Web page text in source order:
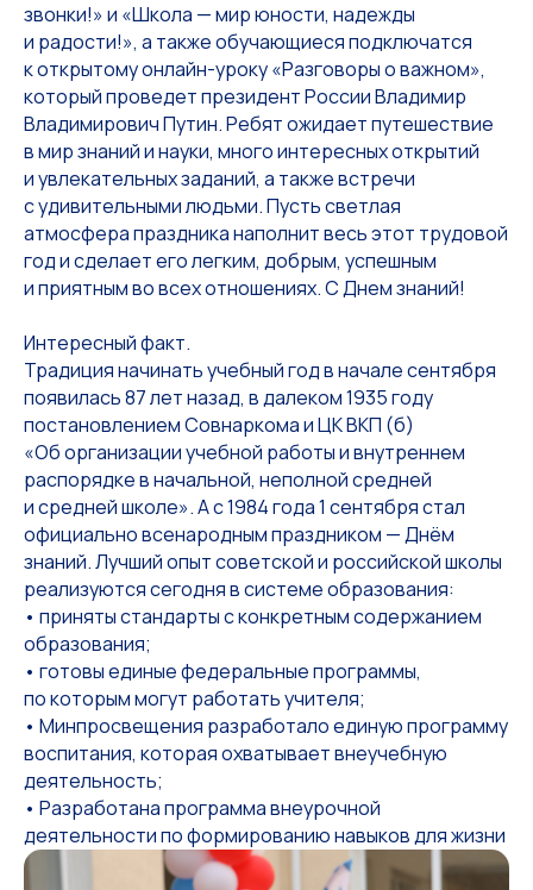
звонки!» и «Школа — мир юности, надежды
и радости!», а также обучающиеся подключатся
к открытому онлайн-уроку «Разговоры о важном»,
который проведет президент России Владимир
Владимирович Путин. Ребят ожидает путешествие
в мир знаний и науки, много интересных открытий
и увлекательных заданий, а также встречи
с удивительными людьми. Пусть светлая
атмосфера праздника наполнит весь этот трудовой
год и сделает его легким, добрым, успешным
и приятным во всех отношениях. С Днем знаний!
Интересный факт.
Традиция начинать учебный год в начале сентября
появилась 87 лет назад, в далеком 1935 году
постановлением Совнаркома и ЦК ВКП (б)
«Об организации учебной работы и внутреннем
распорядке в начальной, неполной средней
и средней школе». А с 1984 года 1 сентября стал
официально всенародным праздником — Днём
знаний. Лучший опыт советской и российской школы
реализуются сегодня в системе образования:
• приняты стандарты с конкретным содержанием
образования;
• готовы единые федеральные программы,
по которым могут работать учителя;
• Минпросвещения разработало единую программу
воспитания, которая охватывает внеучебную
деятельность;
• Разработана программа внеурочной
деятельности по формированию навыков для жизни